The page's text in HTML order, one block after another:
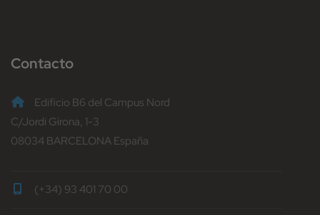
Contacto
Edificio B6 del Campus Nord
C/Jordi Girona, 1-3
08034 BARCELONA España
(+34) 93 401 70 00